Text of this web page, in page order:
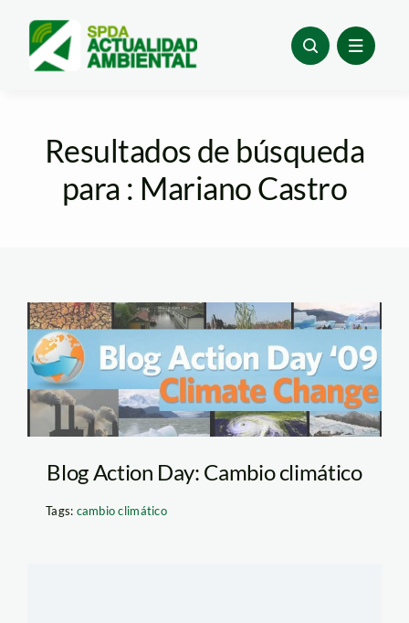
content
Resultados de búsqueda
para : Mariano Castro
blogactionday
Blog Action Day: Cambio climático
Tags: cambio climático